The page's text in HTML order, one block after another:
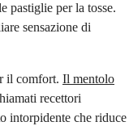
pastiglie per la tosse.
sensazione di
il comfort. Il mentolo
recettori
intorpidente che riduce